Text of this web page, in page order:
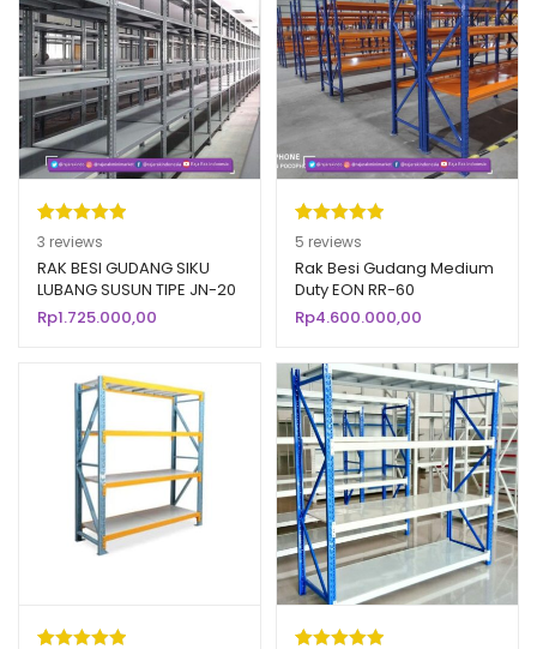
Peringkat
5.00 dari 5
berdasarka
n
3
penilaian
3 reviews
RAK BESI GUDANG SIKU
LUBANG SUSUN TIPE JN-20
RAJA RAK
Rp1.725.000,00
Peringkat
5.00 dari 5
berdasarka
n
5
penilaian
5 reviews
Rak Besi Gudang Medium
Duty EON RR-60
Rp4.600.000,00